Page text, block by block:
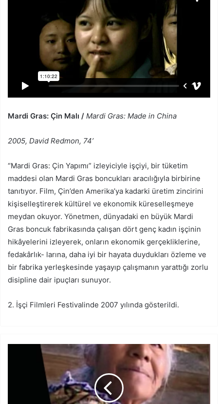
Mardi Gras: Çin Malı / Mardi Gras: Made in China
2005, David Redmon, 74’
“Mardi Gras: Çin Yapımı” izleyiciyle işçiyi, bir tüketim
maddesi olan Mardi Gras boncukları aracılığıyla birbirine
tanıtıyor. Film, Çin’den Amerika’ya kadarki üretim zincirini
kişiselleştirerek kültürel ve ekonomik küreselleşmeye
meydan okuyor. Yönetmen, dünyadaki en büyük Mardi
Gras boncuk fabrikasında çalışan dört genç kadın işçinin
hikâyelerini izleyerek, onların ekonomik gerçekliklerine,
fedakârlık- larına, daha iyi bir hayata duydukları özleme ve
bir fabrika yerleşkesinde yaşayıp çalışmanın yarattığı zorlu
disipline dair ipuçları sunuyor.
2. İşçi Filmleri Festivalinde 2007 yılında gösterildi.